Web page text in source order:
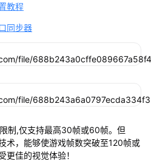
教程
同步器
制,仅支持最高30帧或60帧。但
术，能够使游戏帧数突破至120帧或
佳的视觉体验！